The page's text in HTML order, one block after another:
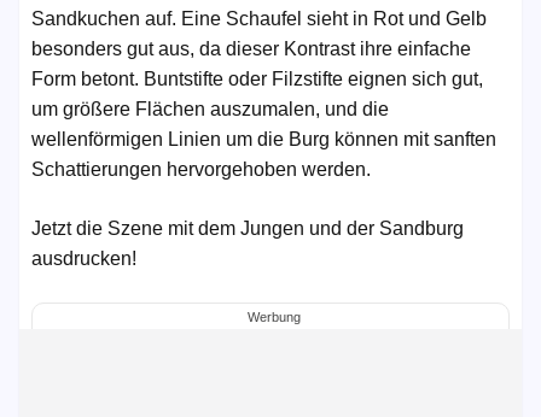
Sandkuchen auf. Eine Schaufel sieht in Rot und Gelb
besonders gut aus, da dieser Kontrast ihre einfache
Form betont. Buntstifte oder Filzstifte eignen sich gut,
um größere Flächen auszumalen, und die
wellenförmigen Linien um die Burg können mit sanften
Schattierungen hervorgehoben werden.
Jetzt die Szene mit dem Jungen und der Sandburg
ausdrucken!
Werbung